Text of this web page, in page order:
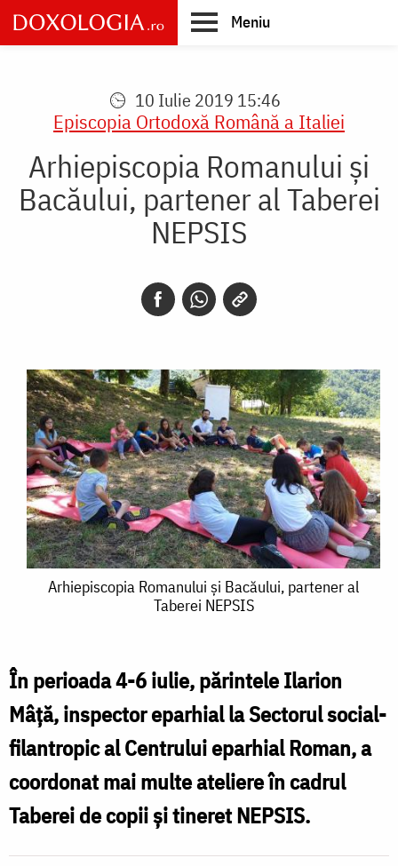
Skip
to
main
Meniu
10 Iulie 2019 15:46
Episcopia Ortodoxă Română a Italiei
Arhiepiscopia Romanului și
Bacăului, partener al Taberei
NEPSIS
Arhiepiscopia
Bacăului,
partener
al
Taberei
NEPSIS
Arhiepiscopia Romanului și Bacăului, partener al
Taberei NEPSIS
În perioada 4-6 iulie, părintele Ilarion
Mâță, inspector eparhial la Sectorul social-
filantropic al Centrului eparhial Roman, a
coordonat mai multe ateliere în cadrul
Taberei de copii și tineret NEPSIS.